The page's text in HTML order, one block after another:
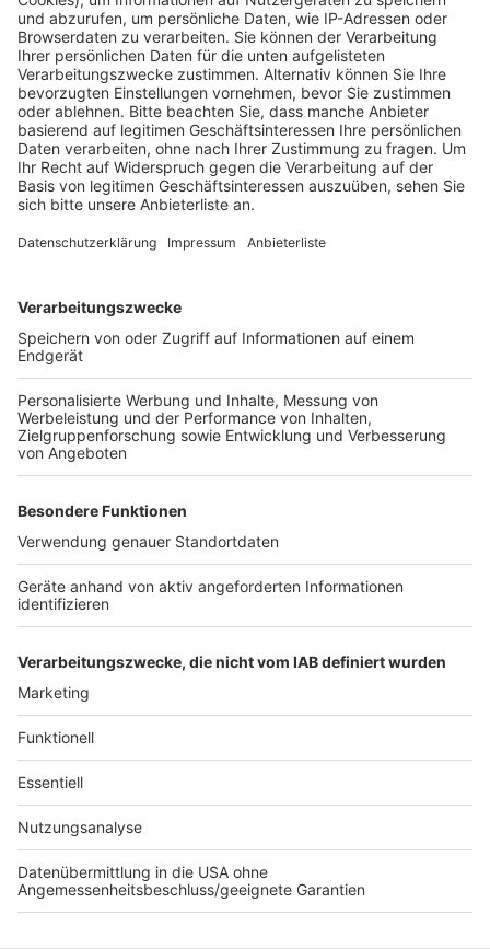
Legende und es war eine Ehre mit ihm bei diesem
Release zusammenzuarbeiten", sagt Rita Ora und fügt
hinzu: "Dieser Song soll uns daran erinnern, dass wir uns
mit Menschen zu umgeben sollen, die uns aufbauen
und an unserer Seite bleiben."
Anzeige
Wir benötigen Ihre
Zustimmung, um den YouTube
Wir verwenden einen Service eines
Drittanbieters, um Videoinhalte
einzubetten. Dieser Service kann
Daten zu Ihren Aktivitäten
sammeln. Bitte lesen Sie die
Details durch und stimmen Sie der
Nutzung des Service zu, um dieses
Video anzusehen.
Mehr Informationen
Sam Feldt, Rita Ora - Follow Me (Official Video)
Anzeige
Anzeige